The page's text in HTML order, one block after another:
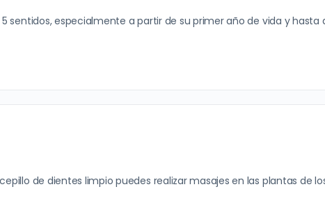
sentidos, especialmente a partir de su primer año de vida y hasta
de dientes limpio puedes realizar masajes en las plantas de